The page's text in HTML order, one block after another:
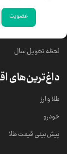
عضویت
خبرهای مهم
لحظه تحویل سال
داغ‌ترین‌های
طلا و ارز
خودرو
پیش‌بینی قیمت طلا